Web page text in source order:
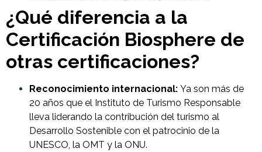
¿Qué diferencia a la
Certificación Biosphere de
otras certificaciones?
Reconocimiento internacional: Ya son más de
20 años que el Instituto de Turismo Responsable
lleva liderando la contribución del turismo al
Desarrollo Sostenible con el patrocinio de la
UNESCO, la OMT y la ONU.